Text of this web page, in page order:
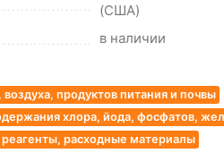
(США)
в наличии
продуктов питания и почвы
хлора, йода, фосфатов,
расходные материалы